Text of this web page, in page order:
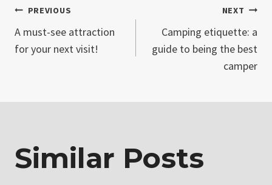
Navegación
de
PREVIOUS
A must-see attraction
for your next visit!
NEXT
Camping etiquette: a
guide to being the best
camper
Similar Posts